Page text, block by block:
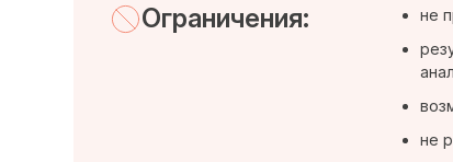
Ограничения:
не
не